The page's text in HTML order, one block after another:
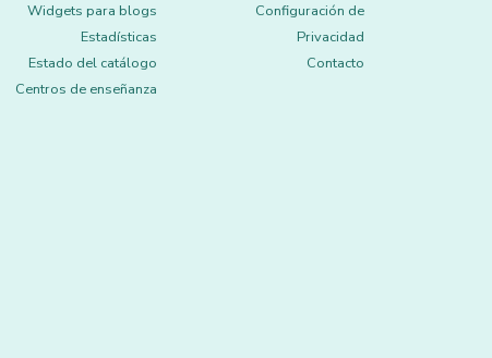
Widgets para blogs
Estadísticas
Estado del catálogo
Centros de enseñanza
Configuración de
Privacidad
Contacto